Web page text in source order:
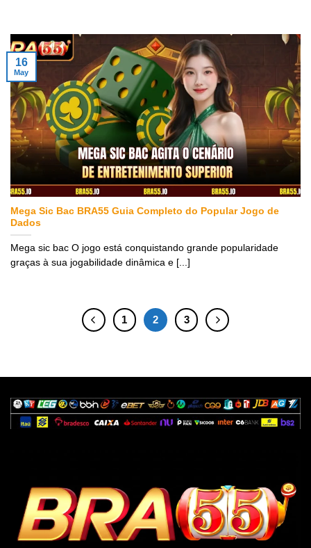
Mega Sic Bac BRA55 Guia Completo do Popular Jogo de
Dados
Mega sic bac O jogo está conquistando grande popularidade
graças à sua jogabilidade dinâmica e [...]
16
May
1 2 3